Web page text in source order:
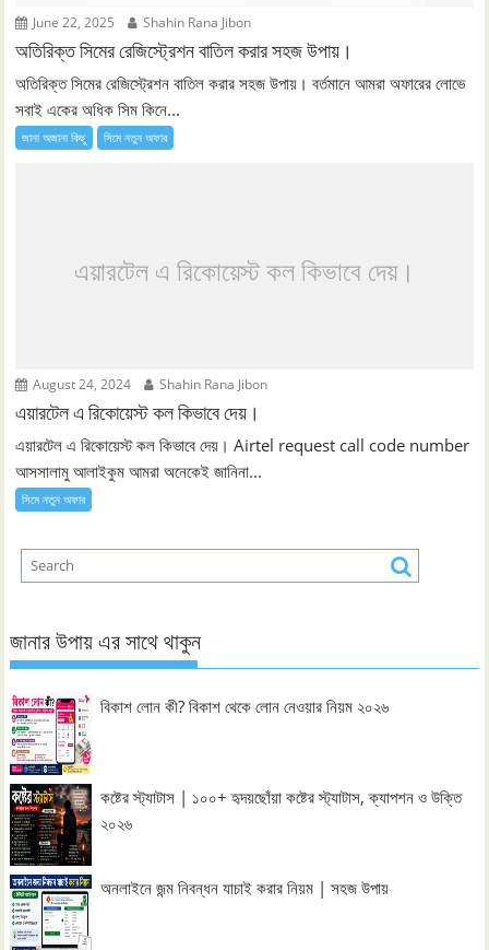
June 22, 2025 Shahin Rana Jibon
অতিরিক্ত সিমের রেজিস্ট্রেশন বাতিল করার সহজ উপায়।
অতিরিক্ত সিমের রেজিস্ট্রেশন বাতিল করার সহজ উপায়। বর্তমানে আমরা অফারের লোভে
সবাই একের অধিক সিম কিনে...
জানা অজানা কিছু সিমে নতুন ‍অফার
এয়ারটেল এ রিকোয়েস্ট কল কিভাবে দেয়।
August 24, 2024 Shahin Rana Jibon
এয়ারটেল এ রিকোয়েস্ট কল কিভাবে দেয়।
এয়ারটেল এ রিকোয়েস্ট কল কিভাবে দেয়। Airtel request call code number
আসসালামু আলাইকুম আমরা অনেকেই জানিনা...
সিমে নতুন ‍অফার
জানার উপায় এর সাথে থাকুন
বিকাশ লোন কী? বিকাশ থেকে লোন নেওয়ার নিয়ম ২০২৬
কষ্টের স্ট্যাটাস | ১০০+ হৃদয়ছোঁয়া কষ্টের স্ট্যাটাস, ক্যাপশন ও উক্তি
২০২৬
অনলাইনে জন্ম নিবন্ধন যাচাই করার নিয়ম | সহজ উপায়